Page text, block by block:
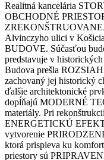
Realitná kancelária
OBCHODNÉ
Alvinczyho ulici v
BUDOVE. Súčasťou
predstavuje v
Budova prešla
zachovaný jej historický
ďalšie architektonické
dopĺňajú MODERNÉ
materiály. Pri
ENERGETICKÚ
vytvorenie
ktorá prispieva ku
priestory sú